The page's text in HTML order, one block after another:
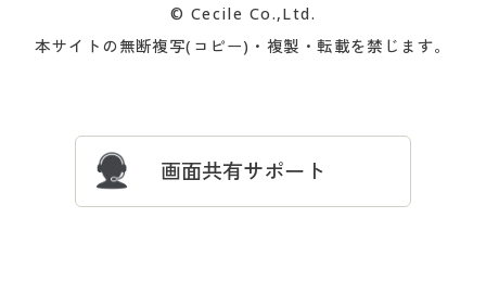
プレゼント＆キャンペーン サイトマップ
ついて
忘れの場合
© Cecile Co.,Ltd.
本サイトの無断複写(コピー)・複製・転載を禁じます。
画面共有サポート